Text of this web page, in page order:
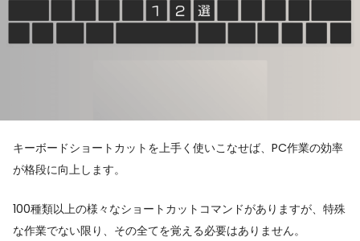
キーボードショートカットを上手く使いこなせば、PC作業の効率
が格段に向上します。
100種類以上の様々なショートカットコマンドがありますが、特殊
な作業でない限り、その全てを覚える必要はありません。